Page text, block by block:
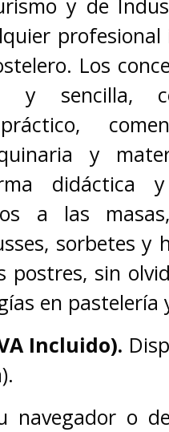
y de
Los
y sencilla,
práctico,
y
didáctica
a las
sorbetes y
postres, sin
en pastelería
Incluido).
navegador o